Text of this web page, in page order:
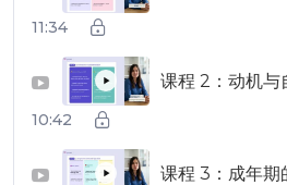
11:34
▶ 课程 2：动机与
10:42
▶ 课程 3：成年期